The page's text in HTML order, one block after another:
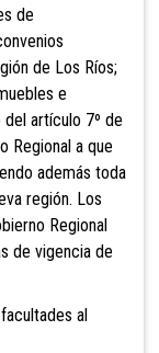
de
de Los Ríos;
e
artículo 7º de
Regional a que
además toda
región. Los
Regional
de vigencia de
al